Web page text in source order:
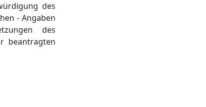
des
- Angaben
des
beantragten